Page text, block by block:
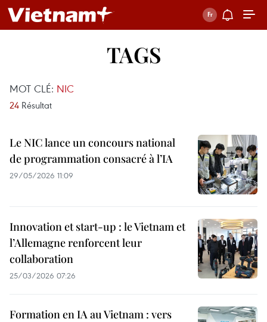
TAGS
MOT CLÉ: NIC
24 Résultat
Le NIC lance un concours national
de programmation consacré à l’IA
29/05/2026 11:09
Innovation et start-up : le Vietnam et
l’Allemagne renforcent leur
collaboration
25/03/2026 07:26
Formation en IA au Vietnam : vers